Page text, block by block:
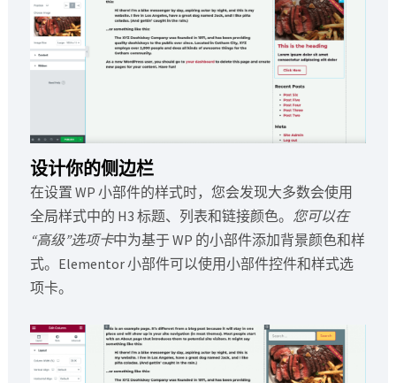
设计你的侧边栏
在设置 WP 小部件的样式时，您会发现大多数会使用
全局样式中的 H3 标题、列表和链接颜色。 您可以在
“高级”选项卡中为基于 WP 的小部件添加背景颜色和样
式。Elementor 小部件可以使用小部件控件和样式选
项卡。